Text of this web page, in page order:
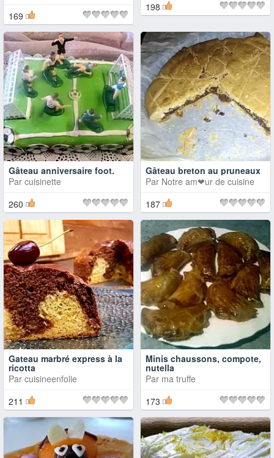
169
198
Gâteau anniversaire foot.
Par cuisinette
260
Gâteau breton au pruneaux
Par Notre am❤ur de cuisine
187
Gateau marbré express à la
ricotta
Par cuisineenfolie
211
Minis chaussons, compote,
nutella
Par ma truffe
173